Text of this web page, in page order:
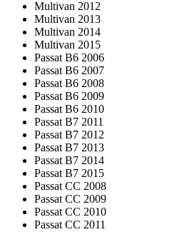
Multivan 2012
Multivan 2013
Multivan 2014
Multivan 2015
Passat B6 2006
Passat B6 2007
Passat B6 2008
Passat B6 2009
Passat B6 2010
Passat B7 2011
Passat B7 2012
Passat B7 2013
Passat B7 2014
Passat B7 2015
Passat CC 2008
Passat CC 2009
Passat CC 2010
Passat CC 2011